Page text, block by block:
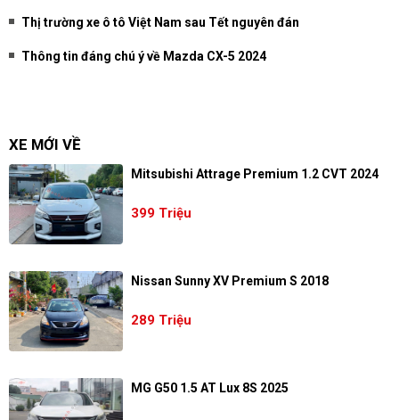
Thị trường xe ô tô Việt Nam sau Tết nguyên đán
Thông tin đáng chú ý về Mazda CX-5 2024
XE MỚI VỀ
Mitsubishi Attrage Premium 1.2 CVT 2024
399 Triệu
Nissan Sunny XV Premium S 2018
289 Triệu
MG G50 1.5 AT Lux 8S 2025